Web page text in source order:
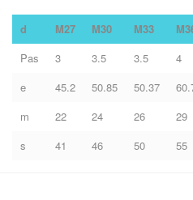
d M27 M30 M33
Pas
3 3.5 3.5 4
e
45.2 50.85 50.37
m
22 24 26 29
s
41 46 50 55